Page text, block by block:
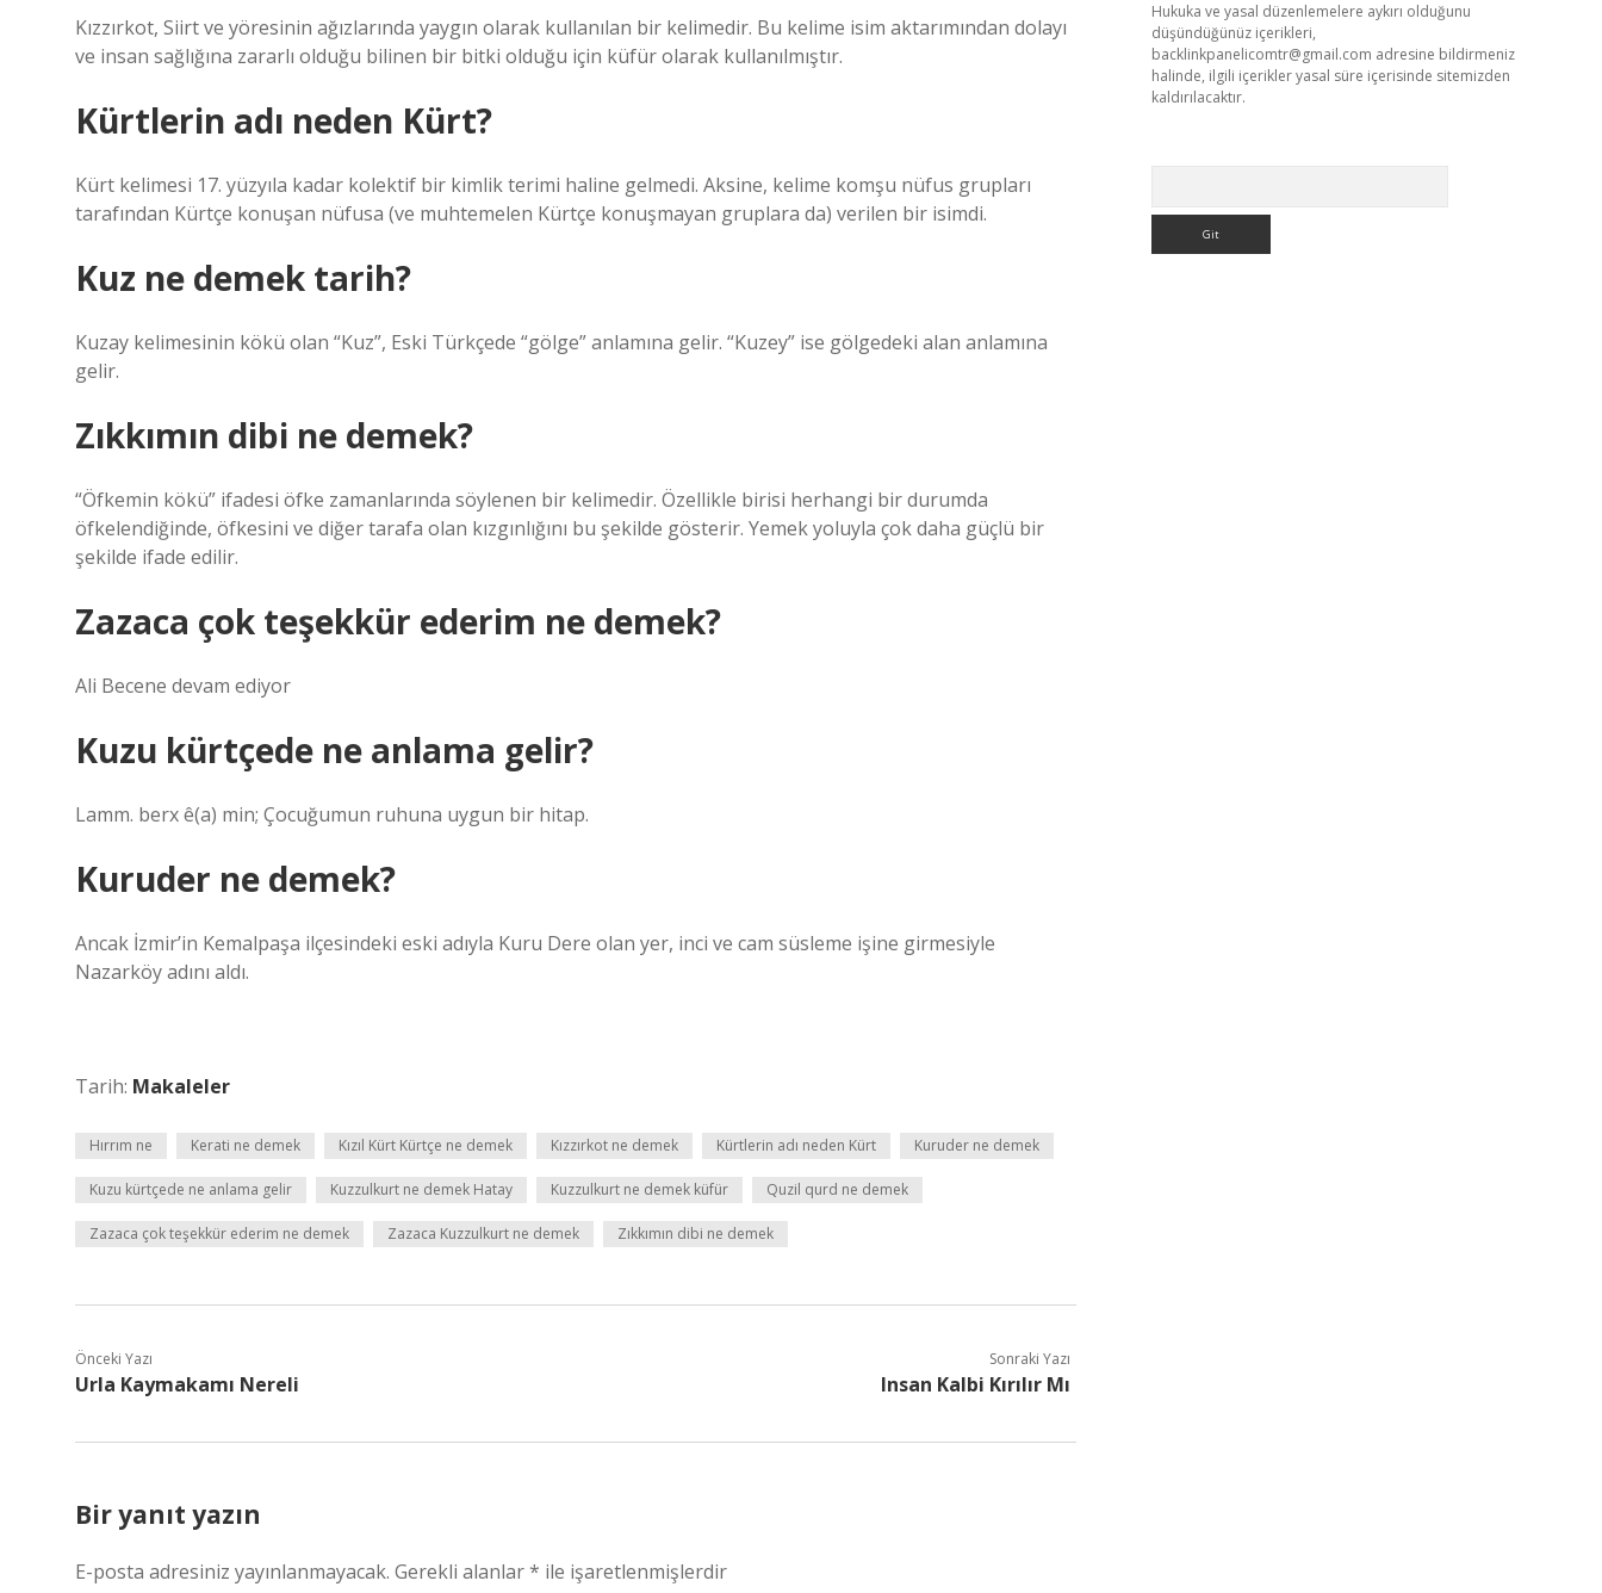
Kızzırkot, Siirt ve yöresinin ağızlarında yaygın olarak kullanılan bir kelimedir. Bu kelime isim aktarımından dolayı
ve insan sağlığına zararlı olduğu bilinen bir bitki olduğu için küfür olarak kullanılmıştır.
Kürtlerin adı neden Kürt?
Kürt kelimesi 17. yüzyıla kadar kolektif bir kimlik terimi haline gelmedi. Aksine, kelime komşu nüfus grupları
tarafından Kürtçe konuşan nüfusa (ve muhtemelen Kürtçe konuşmayan gruplara da) verilen bir isimdi.
Kuz ne demek tarih?
Kuzay kelimesinin kökü olan “Kuz”, Eski Türkçede “gölge” anlamına gelir. “Kuzey” ise gölgedeki alan anlamına
gelir.
Zıkkımın dibi ne demek?
“Öfkemin kökü” ifadesi öfke zamanlarında söylenen bir kelimedir. Özellikle birisi herhangi bir durumda
öfkelendiğinde, öfkesini ve diğer tarafa olan kızgınlığını bu şekilde gösterir. Yemek yoluyla çok daha güçlü bir
şekilde ifade edilir.
Zazaca çok teşekkür ederim ne demek?
Ali Becene devam ediyor
Kuzu kürtçede ne anlama gelir?
Lamm. berx ê(a) min; Çocuğumun ruhuna uygun bir hitap.
Kuruder ne demek?
Ancak İzmir’in Kemalpaşa ilçesindeki eski adıyla Kuru Dere olan yer, inci ve cam süsleme işine girmesiyle
Nazarköy adını aldı.
Tarih: Makaleler
Hırrım ne Kerati ne demek Kızıl Kürt Kürtçe ne demek Kızzırkot ne demek Kürtlerin adı neden Kürt Kuruder ne demek
Kuzu kürtçede ne anlama gelir Kuzzulkurt ne demek Hatay Kuzzulkurt ne demek küfür Quzil qurd ne demek
Zazaca çok teşekkür ederim ne demek Zazaca Kuzzulkurt ne demek Zıkkımın dibi ne demek
Önceki Yazı
Urla Kaymakamı Nereli
Sonraki Yazı
Insan Kalbi Kırılır Mı
Bir yanıt yazın
E-posta adresiniz yayınlanmayacak. Gerekli alanlar* ile işaretlenmişlerdir
Hukuka ve yasal düzenlemelere aykırı olduğunu
düşündüğünüz içerikleri,
backlinkpanelicomtr@gmail.com adresine bildirmeniz
halinde, ilgili içerikler yasal süre içerisinde sitemizden
kaldırılacaktır.